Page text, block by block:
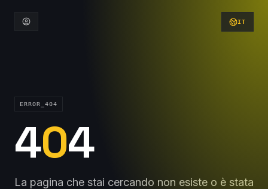
IT
ERROR_404
404
La pagina che stai cercando non esiste o è stata